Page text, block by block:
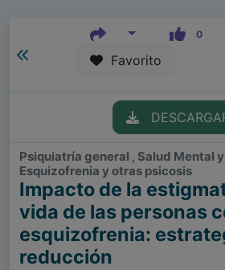
0
Favorito
Psiquiatría general , Salud Mental
Esquizofrenia y otras psicosis
Impacto de la
vida de las personas
esquizofrenia:
reducción